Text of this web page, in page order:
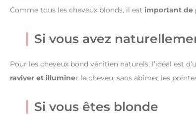
Comme tous les cheveux blonds, il est important de
Si vous avez
Pour les cheveux bond vénitien naturels, l’idéal est
raviver et illuminer le cheveu, sans abîmer les
Si vous êtes blonde